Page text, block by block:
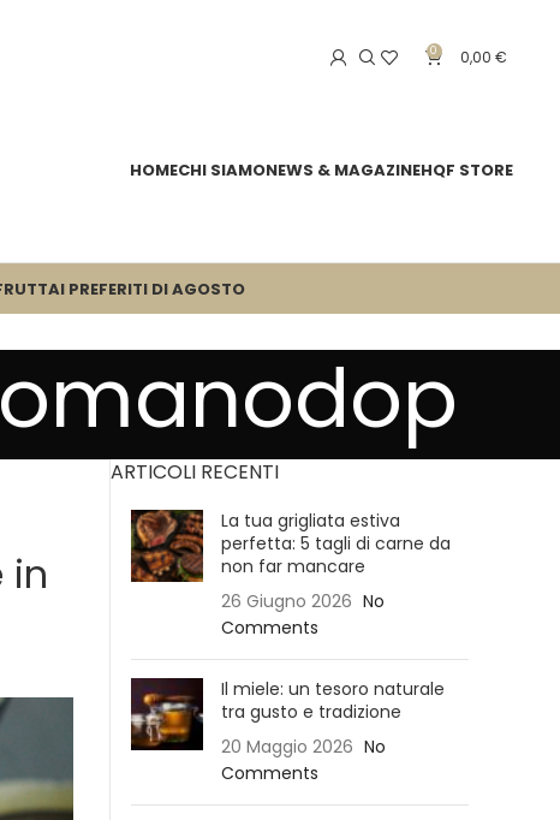
0 0,00€
HOMECHI SIAMONEWS & MAGAZINEHQF STORE
I PREFERITI DI AGOSTO
in
ARTICOLI RECENTI
La tua grigliata estiva
perfetta: 5 tagli di carne da
non far mancare
26 Giugno 2026 No
Comments
Il miele: un tesoro naturale
tra gusto e tradizione
20 Maggio 2026 No
Comments